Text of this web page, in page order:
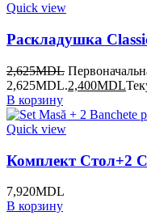
Quick view
Раскладушка
2,625MDL
2,625MDL.2,400MDL
В корзину
Quick view
Комплект Стол+2
7,920MDL
В корзину